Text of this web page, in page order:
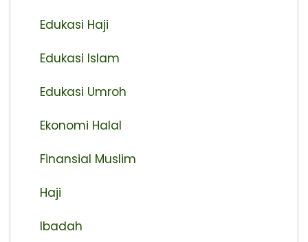
Edukasi Haji
Edukasi Islam
Edukasi Umroh
Ekonomi Halal
Finansial Muslim
Haji
Ibadah